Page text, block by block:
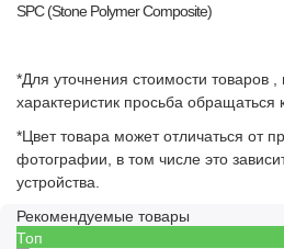
SPC (Stone Polymer Composite)
*Для уточнения стоимости товаров
характеристик просьба обращаться
*Цвет товара может отличаться от
фотографии, в том числе это
устройства.
Рекомендуемые товары
Топ